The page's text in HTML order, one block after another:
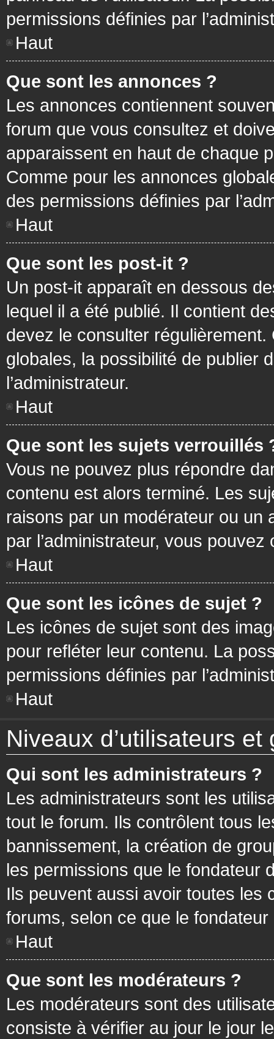
permissions définies par
Haut
Que sont les annonces ?
Les annonces contiennent
forum que vous consultez et
apparaissent en haut de chaque
Comme pour les annonces
des permissions définies par
Haut
Que sont les post-it ?
Un post-it apparaît en dessous
lequel il a été publié. Il contient
devez le consulter
globales, la possibilité de publier
l’administrateur.
Haut
Que sont les sujets verrouillés
Vous ne pouvez plus répondre
contenu est alors terminé. Les
raisons par un modérateur ou un
par l’administrateur, vous
Haut
Que sont les icônes de sujet ?
Les icônes de sujet sont des
pour refléter leur contenu. La
permissions définies par
Haut
Niveaux d’utilisateurs et
Qui sont les administrateurs ?
Les administrateurs sont les
tout le forum. Ils contrôlent tous
bannissement, la création de
les permissions que le fondateur
Ils peuvent aussi avoir toutes les
forums, selon ce que le
Haut
Que sont les modérateurs ?
Les modérateurs sont des
consiste à vérifier au jour le jour